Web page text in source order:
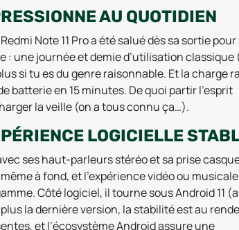
AU QUOTIDIEN
Note 11 Pro a été salué dès sa sortie pour
: une journée et demie d’utilisation classique
si tu es du genre raisonnable. Et la charge
batterie en 15 minutes. De quoi partir l’esprit
la veille (on a tous connu ça…).
LOGICIELLE
ses haut-parleurs stéréo et sa prise
à fond, et l’expérience vidéo ou
Côté logiciel, il tourne sous Android 11
la dernière version, la stabilité est au
et l’écosystème Android assure une